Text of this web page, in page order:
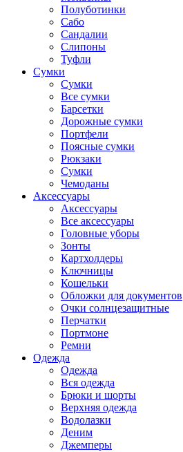
Полуботинки
Сабо
Сандалии
Слипоны
Туфли
Сумки
Сумки
Все сумки
Барсетки
Дорожные сумки
Портфели
Поясные сумки
Рюкзаки
Сумки
Чемоданы
Аксессуары
Аксессуары
Все аксессуары
Головные уборы
Зонты
Картхолдеры
Ключницы
Кошельки
Обложки для документов
Очки солнцезащитные
Перчатки
Портмоне
Ремни
Одежда
Одежда
Вся одежда
Брюки и шорты
Верхняя одежда
Водолазки
Деним
Джемперы